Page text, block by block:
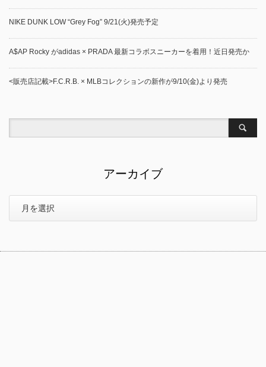
NIKE DUNK LOW “Grey Fog” 9/21(火)発売予定
A$AP Rocky がadidas × PRADA 最新コラボスニーカーを着用！近日発売か
<販売店記載>F.C.R.B. × MLBコレクションの新作が9/10(金)より発売
アーカイブ